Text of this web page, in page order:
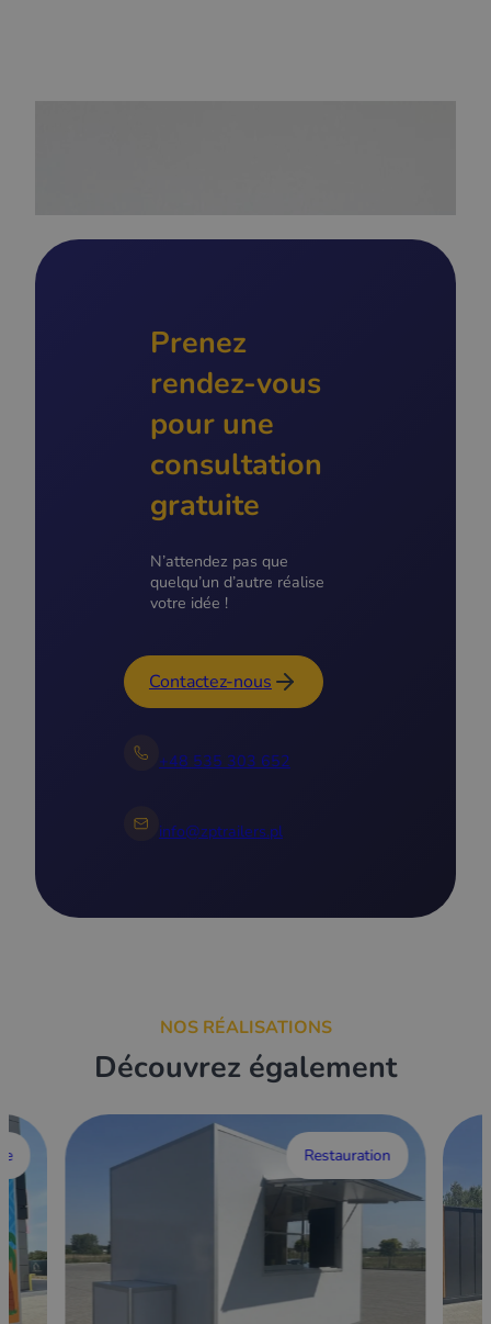
Prenez
rendez-vous
pour une
consultation
gratuite
N’attendez pas que
quelqu’un d’autre réalise
votre idée !
Contactez-nous
+48 535 303 652
info@zptrailers.pl
NOS RÉALISATIONS
Découvrez également
Restauration